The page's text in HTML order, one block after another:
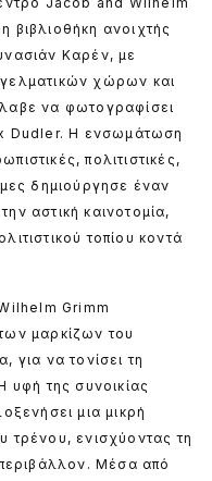
βιβλιοθήκη ανοιχτής
Καρέν, με
χώρων και
να φωτογραφίσει
Dudler. Η ενσωμάτωση
πολιτιστικές,
δημιούργησε έναν
αστική καινοτομία,
τοπίου κοντά
Grimm
μαρκίζων του
για να τονίσει τη
υφή της συνοικίας
μια μικρή
τρένου, ενισχύοντας τη
Μέσα από